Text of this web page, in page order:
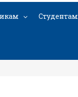
Студентам